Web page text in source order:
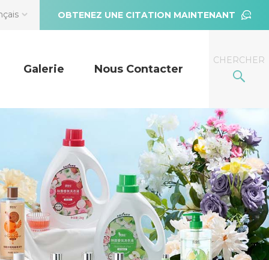
OBTENEZ UNE CITATION MAINTENANT
CHERCHER
Galerie Nous Contacter